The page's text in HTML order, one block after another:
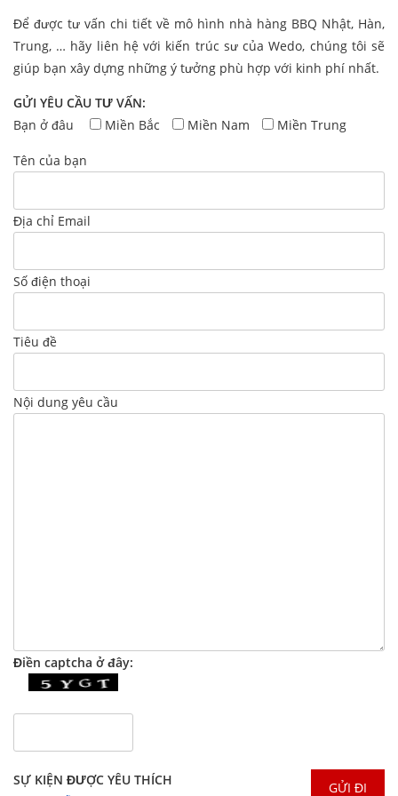
Để được tư vấn chi tiết về mô hình nhà hàng BBQ Nhật, Hàn,
Trung, … hãy liên hệ với kiến trúc sư của Wedo, chúng tôi sẽ
giúp bạn xây dựng những ý tưởng phù hợp với kinh phí nhất.
GỬI YÊU CẦU TƯ VẤN:
Bạn ở đâu
Miền Bắc Miền Nam Miền Trung
Tên của bạn
Địa chỉ Email
Số điện thoại
Tiêu đề
Nội dung yêu cầu
Điền captcha ở đây:
SỰ KIỆN ĐƯỢC YÊU THÍCH